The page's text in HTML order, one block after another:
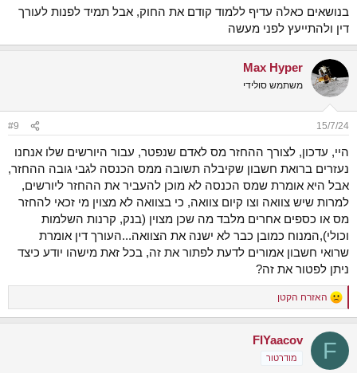
בנושאים כאלה עדיף ללמוד קודם את החוק, אבל תמיד לפנות לעורך
דין ולהתייעץ לפני מעשה
Max Hyper
משתמש סולידי
15/7/24
#9
היי, עדכון, לצורך ההחזר מס לאדם שנפטר, עבור היורשים שלו אנחנו
נעזרים ברואת חשבון שקיבלה תשובה ממס הכנסה לגבי גובה ההחזר,
אבל היא אומרת שמס הכנסה לא מוכן להעביר את ההחזר ליורשים,
למרות שיש צוואה וצו קיום צוואה, כי בצוואה לא מצוין מי זכאי להחזר
מס או כספים אחרים מלבד מה שכן מצוין (בנק, קרנות השלמות
וכולי),המנוח כמובן כבר לא ישנה את הצוואה...העורך דין אומרת
שרואי חשבון אמורים לדעת לפתור את זה, בכל זאת מישהו יודע כיצד
ניתן לפטור את זה?
R
e
c
i
האזרח הקטן
F
FIYaacov
מודרטור